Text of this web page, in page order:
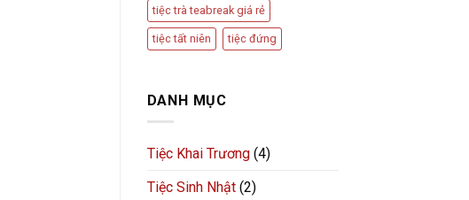
tiệc trà teabreak giá rẻ
tiệc tất niên tiệc đứng
DANH MỤC
Tiệc Khai Trương(4)
Tiệc Sinh Nhật(2)